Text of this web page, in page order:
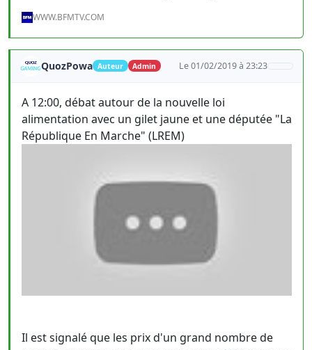
WWW.BFMTV.COM
QuozPowa Auteur Admin Le 01/02/2019 à 23:23
A 12:00, débat autour de la nouvelle loi
alimentation avec un gilet jaune et une députée "La
République En Marche" (LREM)
Il est signalé que les prix d'un grand nombre de